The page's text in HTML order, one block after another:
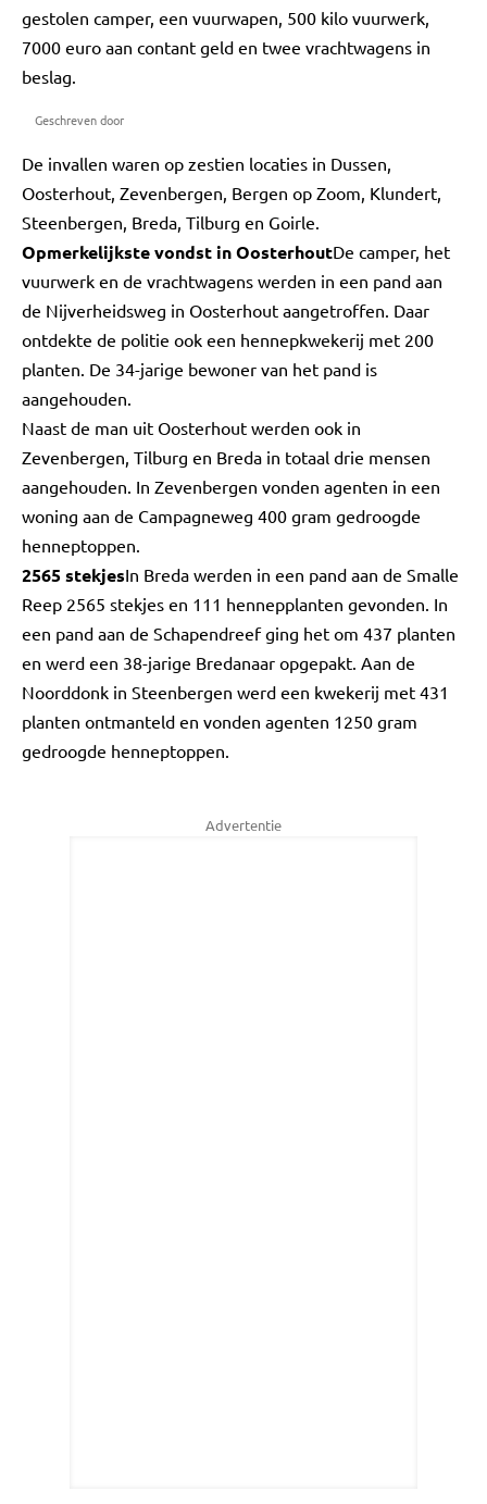
gestolen camper, een vuurwapen, 500 kilo vuurwerk,
7000 euro aan contant geld en twee vrachtwagens in
beslag.
Geschreven door
De invallen waren op zestien locaties in Dussen,
Oosterhout, Zevenbergen, Bergen op Zoom, Klundert,
Steenbergen, Breda, Tilburg en Goirle.
Opmerkelijkste vondst in OosterhoutDe camper, het
vuurwerk en de vrachtwagens werden in een pand aan
de Nijverheidsweg in Oosterhout aangetroffen. Daar
ontdekte de politie ook een hennepkwekerij met 200
planten. De 34-jarige bewoner van het pand is
aangehouden.
Naast de man uit Oosterhout werden ook in
Zevenbergen, Tilburg en Breda in totaal drie mensen
aangehouden. In Zevenbergen vonden agenten in een
woning aan de Campagneweg 400 gram gedroogde
henneptoppen.
2565 stekjesIn Breda werden in een pand aan de Smalle
Reep 2565 stekjes en 111 hennepplanten gevonden. In
een pand aan de Schapendreef ging het om 437 planten
en werd een 38-jarige Bredanaar opgepakt. Aan de
Noorddonk in Steenbergen werd een kwekerij met 431
planten ontmanteld en vonden agenten 1250 gram
gedroogde henneptoppen.
Advertentie